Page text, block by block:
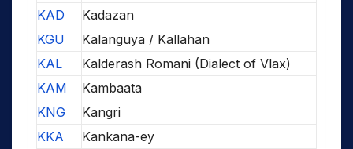
KAD
Kadazan
KGU
Kalanguya / Kallahan
KAL
Kalderash Romani (Dialect of Vlax)
KAM
Kambaata
KNG
Kangri
KKA
Kankana-ey